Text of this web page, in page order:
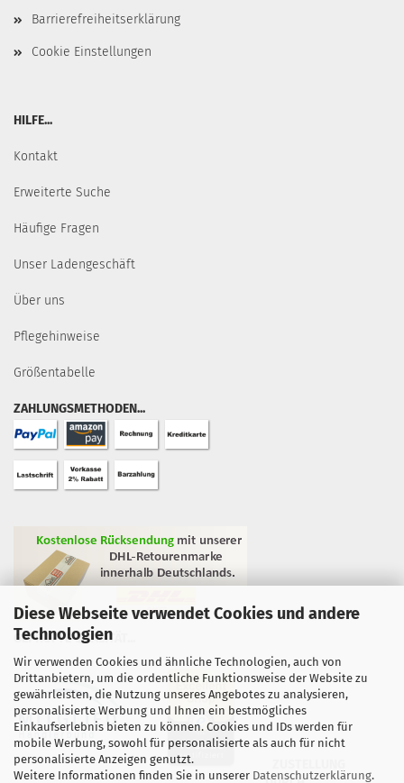
Diese Webseite verwendet Cookies und andere
Technologien
Wir verwenden Cookies und ähnliche Technologien, auch von
Drittanbietern, um die ordentliche Funktionsweise der Website zu
gewährleisten, die Nutzung unseres Angebotes zu analysieren,
personalisierte Werbung und Ihnen ein bestmögliches
Einkaufserlebnis bieten zu können. Cookies und IDs werden für
mobile Werbung, sowohl für personalisierte als auch für nicht
personalisierte Anzeigen genutzt.
Weitere Informationen finden Sie in unserer Datenschutzerklärung.
Barrierefreiheitserklärung
Cookie Einstellungen
HILFE...
Kontakt
Erweiterte Suche
Häufige Fragen
Unser Ladengeschäft
Über uns
Pflegehinweise
Größentabelle
ZAHLUNGSMETHODEN...
GEPRÜFTE QUALITÄT...